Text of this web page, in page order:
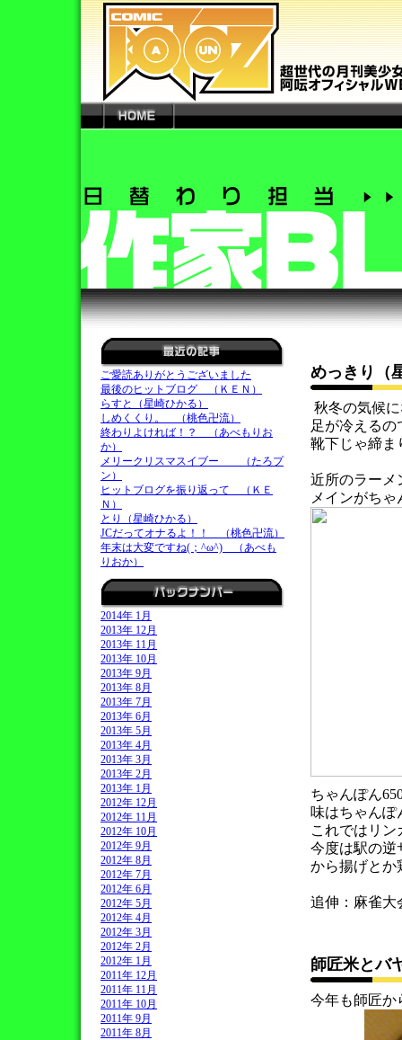
ご愛読ありがとうございました
最後のヒットブログ （ＫＥＮ）
らすと（星崎ひかる）
しめくくり。 （桃色卍流）
終わりよければ！？ （あべもりお
か）
メリークリスマスイブー （たろプ
ン）
ヒットブログを振り返って （ＫＥ
Ｎ）
とり（星崎ひかる）
JCだってオナるよ！！ （桃色卍流）
年末は大変ですね(；^ω^) （あべも
りおか）
2014年 1月
2013年 12月
2013年 11月
2013年 10月
2013年 9月
2013年 8月
2013年 7月
2013年 6月
2013年 5月
2013年 4月
2013年 3月
2013年 2月
2013年 1月
2012年 12月
2012年 11月
2012年 10月
2012年 9月
2012年 8月
2012年 7月
2012年 6月
2012年 5月
2012年 4月
2012年 3月
2012年 2月
2012年 1月
2011年 12月
2011年 11月
2011年 10月
2011年 9月
2011年 8月
めっきり（
秋冬の気候
足が冷える
靴下じゃ締
近所のラーメ
メインがち
ちゃんぽん
味はちゃんぽ
これではリ
今度は駅の逆
から揚げとか
追伸：麻雀
師匠米と
今年も師匠か